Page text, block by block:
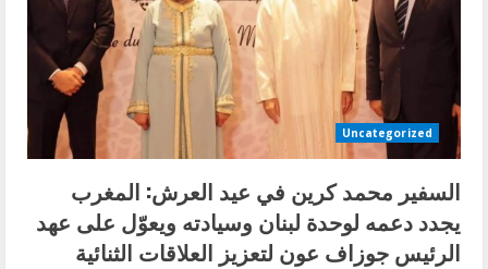
Uncategorized
السفير محمد كرين في عيد العرش: المغرب
يجدد دعمه لوحدة لبنان وسيادته ويعوّل على عهد
الرئيس جوزاف عون لتعزيز العلاقات الثنائية